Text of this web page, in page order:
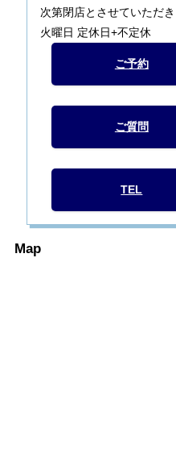
次第閉店とさせていただき
火曜日 定休日+不定休
ご予約
ご質問
TEL
Map